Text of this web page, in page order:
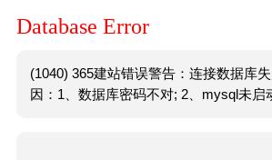
Database Error
(1040) 365建站错误警告：连接数据库
因：1、数据库密码不对; 2、mysql未启